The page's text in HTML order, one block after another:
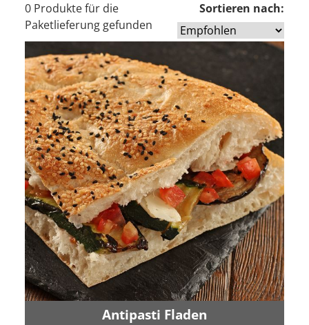
0 Produkte für die
Paketlieferung gefunden
Sortieren nach:
Antipasti Fladen